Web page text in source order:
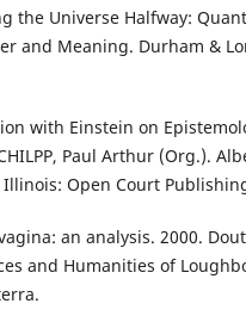
the Universe Halfway:
and Meaning. Durham &
with Einstein on
Paul Arthur (Org.).
Open Court
an analysis. 2000.
and Humanities of